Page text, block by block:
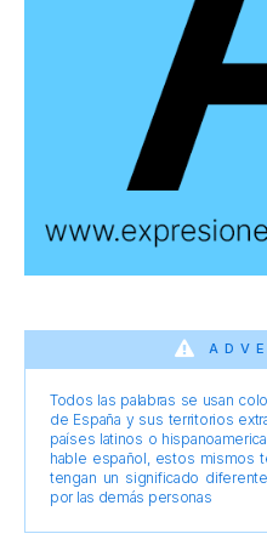
Todos las palabras se usan
de España y sus territorios
países latinos o
hable español, estos mismos
tengan un significado
por las demás personas